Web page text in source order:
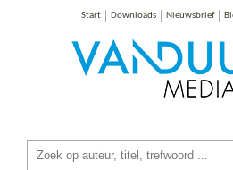
Start Downloads Nieuwsbrief